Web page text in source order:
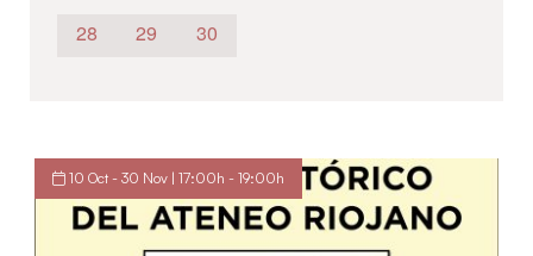
28 29 30
10 Oct - 30 Nov | 17:00h - 19:00h